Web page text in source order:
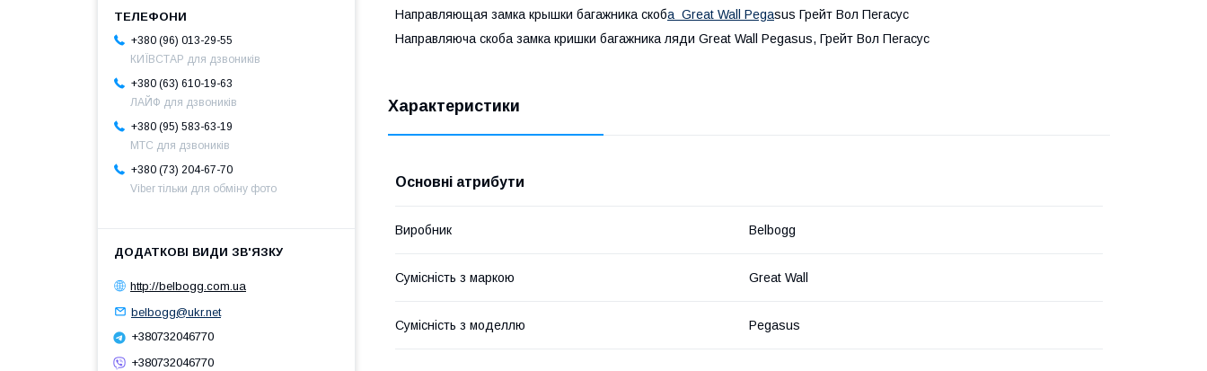
Направляющая замка крышки багажника скоба Great Wall Pegasus Грейт Вол Пегасус
Направляюча скоба замка кришки багажника ляди Great Wall Pegasus, Грейт Вол Пегасус
Характеристики
Основні атрибути
Виробник Belbogg
Сумісність з маркою Great Wall
Сумісність з моделлю Pegasus
+380 (96) 013-29-55
КИЇВСТАР для дзвоників
+380 (63) 610-19-63
ЛАЙФ для дзвоників
+380 (95) 583-63-19
МТС для дзвоників
+380 (73) 204-67-70
Viber тільки для обміну фото
http://belbogg.com.ua
belbogg@ukr.net
+380732046770
+380732046770